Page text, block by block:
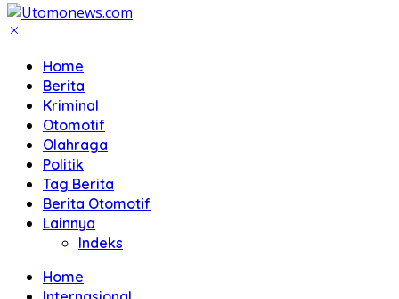
Home
Berita
Kriminal
Otomotif
Olahraga
Politik
Tag Berita
Berita Otomotif
Lainnya
Indeks
Home